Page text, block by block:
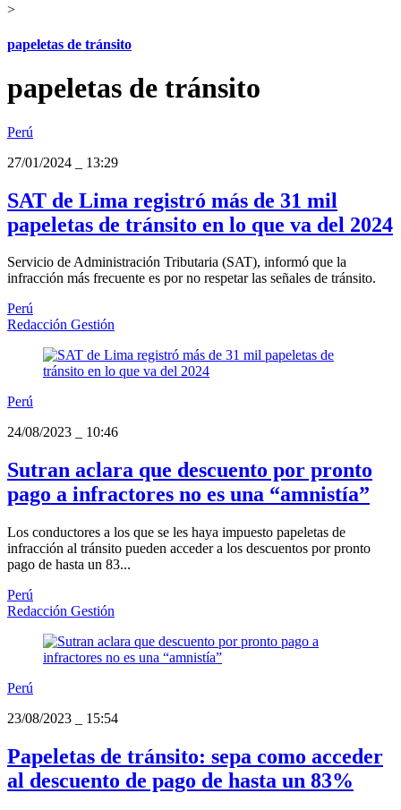
>
papeletas de tránsito
papeletas de tránsito
Perú
27/01/2024
13:29
SAT de Lima registró más de 31 mil
papeletas de tránsito en lo que va del 2024
Servicio de Administración Tributaria (SAT), informó que la
infracción más frecuente es por no respetar las señales de tránsito.
Perú
Redacción Gestión
Perú
24/08/2023
10:46
Sutran aclara que descuento por pronto
pago a infractores no es una “amnistía”
Los conductores a los que se les haya impuesto papeletas de
infracción al tránsito pueden acceder a los descuentos por pronto
pago de hasta un 83...
Perú
Redacción Gestión
Perú
23/08/2023
15:54
Papeletas de tránsito: sepa como acceder
al descuento de pago de hasta un 83%